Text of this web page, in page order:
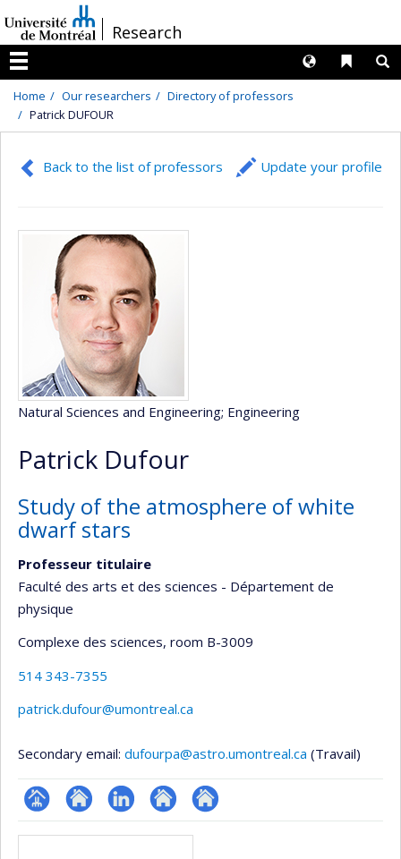
au
contenu
/Research
Menu
Liens
Langues
Home Our researchers
Directory of professors
Patrick DUFOUR
Back to the list of professors Update your profile
Natural Sciences and Engineering; Engineering
Patrick Dufour
Study of the atmosphere of white
dwarf stars
Professeur titulaire
Faculté des arts et des sciences - Département de
physique
Complexe des sciences, room B-3009
514 343-7355
patrick.dufour@umontreal.ca
Secondary email: dufourpa@astro.umontreal.ca (Travail)
Page Site
LinkedInAutre Autre
Media